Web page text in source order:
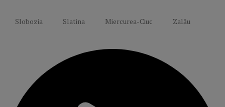
Slobozia Slatina Miercurea-Ciuc Zalău